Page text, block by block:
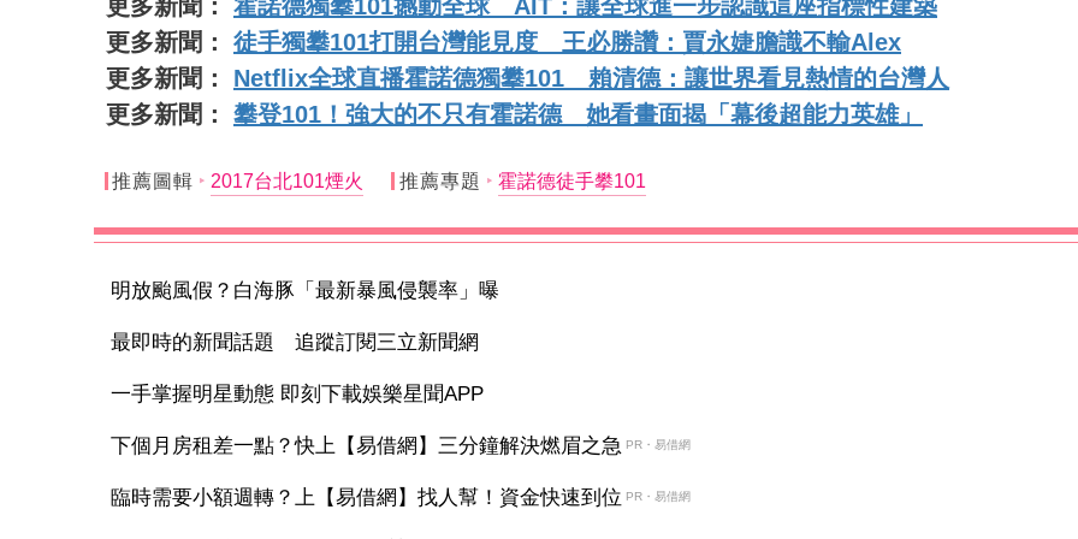
更多新聞： 霍諾德獨攀101撼動全球 AIT：讓全球進一步認識這座指標性建築
更多新聞： 徒手獨攀101打開台灣能見度 王必勝讚：賈永婕膽識不輸Alex
更多新聞： Netflix全球直播霍諾德獨攀101 賴清德：讓世界看見熱情的台灣人
更多新聞： 攀登101！強大的不只有霍諾德 她看畫面揭「幕後超能力英雄」
推薦圖輯 2017台北101煙火 推薦專題 霍諾德徒手攀101
明放颱風假？白海豚「最新暴風侵襲率」曝
最即時的新聞話題 追蹤訂閱三立新聞網
一手掌握明星動態 即刻下載娛樂星聞APP
下個月房租差一點？快上【易借網】三分鐘解決燃眉之急 PR・易借網
臨時需要小額週轉？上【易借網】找人幫！資金快速到位 PR・易借網